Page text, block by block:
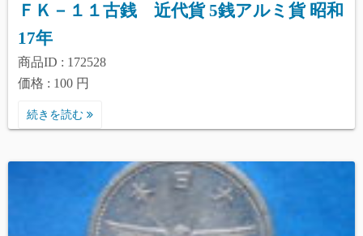
ＦＫ－１１古銭 近代貨 5銭アルミ貨 昭和
17年
商品ID : 172528
価格 : 100 円
続きを読む